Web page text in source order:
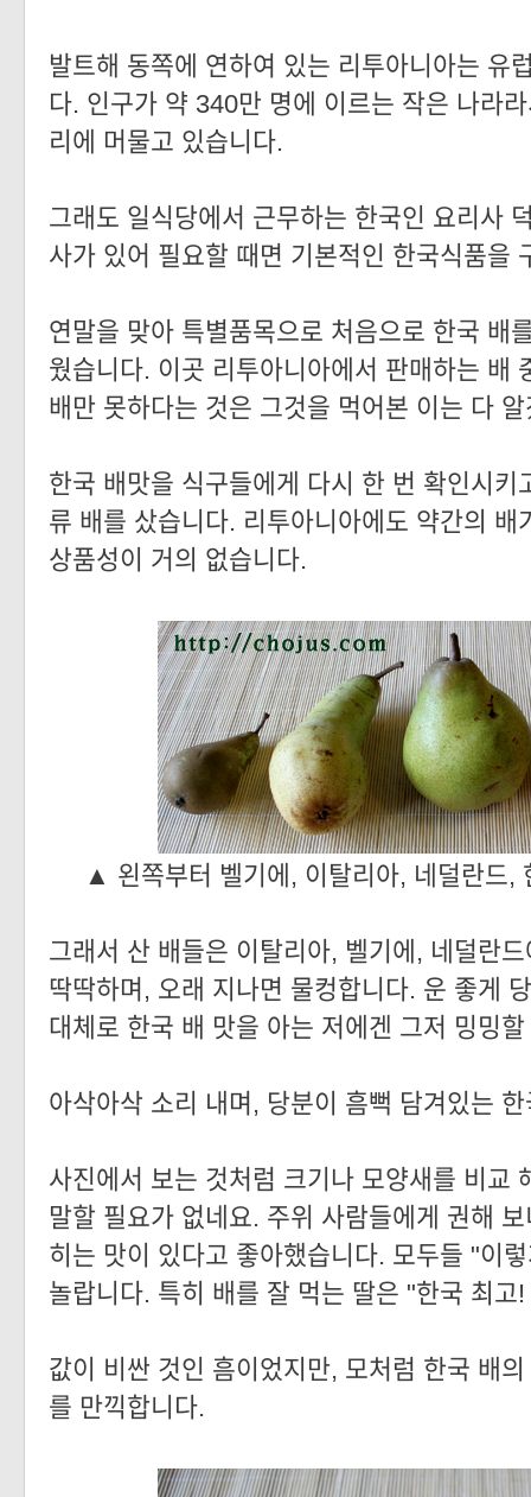
발트해 동쪽에 연하여 있는 리투아니아는 유
다. 인구가 약 340만 명에 이르는 작은 나라
리에 머물고 있습니다.
그래도 일식당에서 근무하는 한국인 요리사
사가 있어 필요할 때면 기본적인 한국식품을
연말을 맞아 특별품목으로 처음으로 한국 배
웠습니다. 이곳 리투아니아에서 판매하는 배
배만 못하다는 것은 그것을 먹어본 이는 다
한국 배맛을 식구들에게 다시 한 번 확인시
류 배를 샀습니다. 리투아니아에도 약간의
상품성이 거의 없습니다.
▲ 왼쪽부터 벨기에, 이탈리아, 네덜란드,
그래서 산 배들은 이탈리아, 벨기에, 네덜란
딱딱하며, 오래 지나면 물컹합니다. 운 좋게
대체로 한국 배 맛을 아는 저에겐 그저 밍밍
아삭아삭 소리 내며, 당분이 흠뻑 담겨있는
사진에서 보는 것처럼 크기나 모양새를 비교
말할 필요가 없네요. 주위 사람들에게 권해
히는 맛이 있다고 좋아했습니다. 모두들 "이
놀랍니다. 특히 배를 잘 먹는 딸은 "한국 최고
값이 비싼 것인 흠이었지만, 모처럼 한국 배
를 만끽합니다.